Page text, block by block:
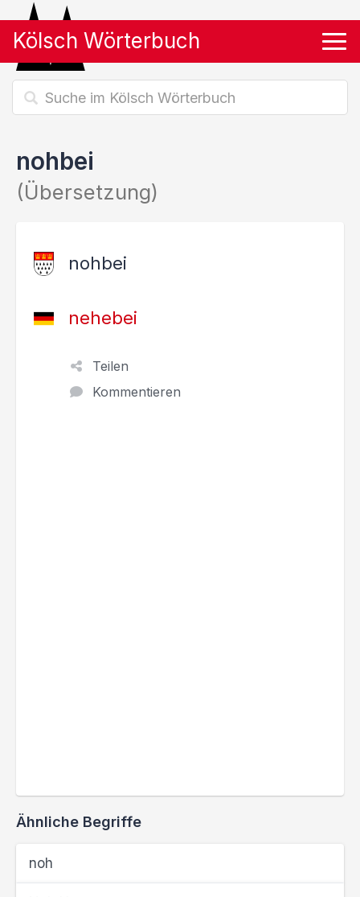
Kölsch Wörterbuch
nohbei
(Übersetzung)
nohbei
nehebei
Teilen
Kommentieren
Ähnliche Begriffe
noh